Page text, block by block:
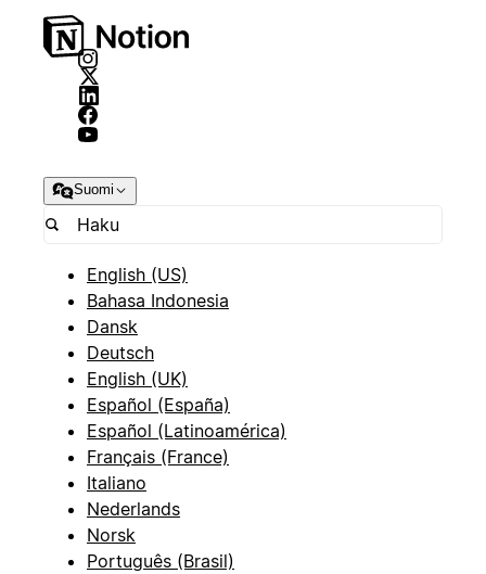
Suomi
English (US)
Bahasa Indonesia
Dansk
Deutsch
English (UK)
Español (España)
Español (Latinoamérica)
Français (France)
Italiano
Nederlands
Norsk
Português (Brasil)